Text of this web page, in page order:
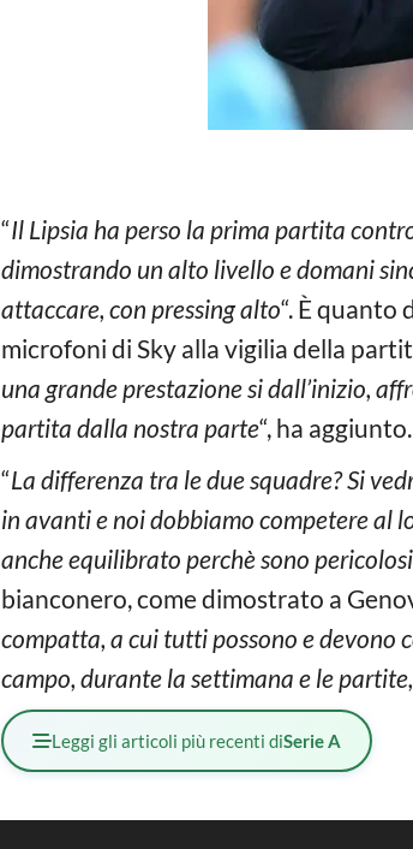
“Il Lipsia ha perso la prima partita
dimostrando un alto livello e domani
attaccare, con pressing alto“. È quanto
microfoni di Sky alla vigilia della
una grande prestazione si dall’inizio,
partita dalla nostra parte“, ha aggiunto.
“La differenza tra le due squadre? Si
in avanti e noi dobbiamo competere al
anche equilibrato perchè sono
bianconero, come dimostrato a
compatta, a cui tutti possono e devono
campo, durante la settimana e le
Leggi gli articoli più recenti diSerie A